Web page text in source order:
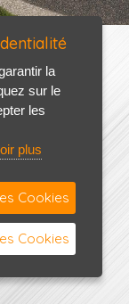
la
sur le
les
plus
Cookies
Cookies